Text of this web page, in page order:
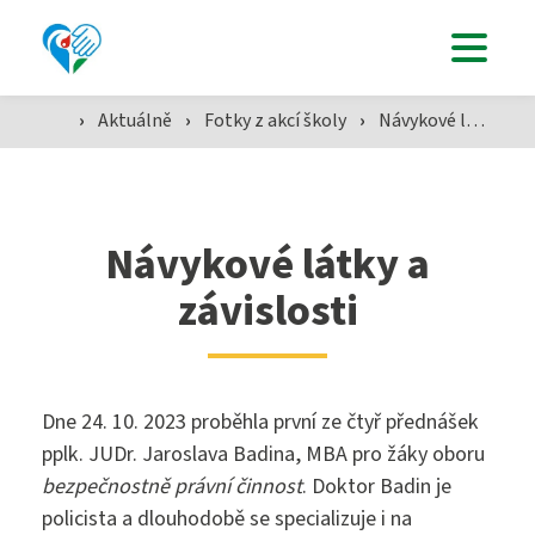
Studenti
SZŠ
› Aktuálně › Fotky z akcí školy › Návykové látky a závislosti
Návykové látky a
závislosti
Dne 24. 10. 2023 proběhla první ze čtyř přednášek
pplk. JUDr. Jaroslava Badina, MBA pro žáky oboru
bezpečnostně právní činnost. Doktor Badin je
policista a dlouhodobě se specializuje i na